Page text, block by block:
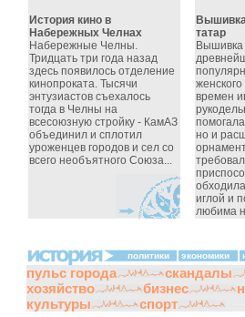
История кино в
Набережных Челнах
Набережные Челны.
Тридцать три года назад
здесь появилось отделение
кинопроката. Тысячи
энтузиастов съехалось
тогда в Челны на
всесоюзную стройку - КамАЗ
объединил и сплотил
уроженцев городов и сел со
всего необъятного Союза...
татар
Вышивка
времен
но и
иглой и
любима
политики экономики
пульс города скандалы
хозяйство
бизнес
культуры
спорт